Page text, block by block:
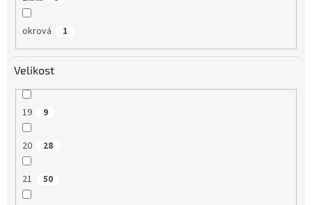
okrová 1
Velikost
19 9
20 28
21 50